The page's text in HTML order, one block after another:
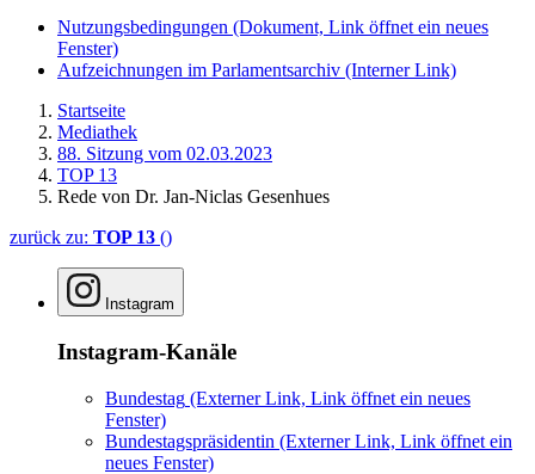
Nutzungsbedingungen (Dokument, Link öffnet ein neues
Fenster)
Aufzeichnungen im Parlamentsarchiv (Interner Link)
Startseite
Mediathek
88. Sitzung vom 02.03.2023
TOP 13
Rede von Dr. Jan-Niclas Gesenhues
zurück zu: TOP 13 ()
Instagram
Instagram-Kanäle
Bundestag (Externer Link, Link öffnet ein neues
Fenster)
Bundestagspräsidentin (Externer Link, Link öffnet ein
neues Fenster)